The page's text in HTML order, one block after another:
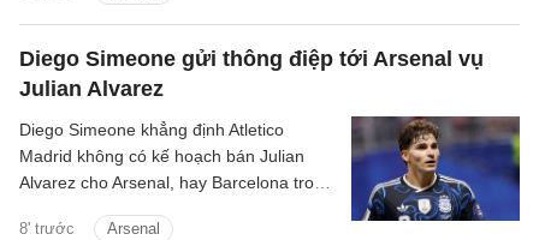
Diego Simeone gửi thông điệp tới Arsenal vụ
Julian Alvarez
8' trước Arsenal
Diego Simeone khẳng định Atletico
Madrid không có kế hoạch bán Julian
Alvarez cho Arsenal, hay Barcelona trong